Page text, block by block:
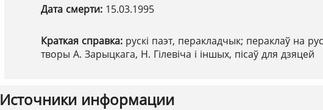
Дата смерти: 15.03.1995
Краткая справка: рускі паэт, перакладчык; пераклаў на
творы А. Зарыцкага, Н. Гілевіча і іншых, пісаў для дзяцей
Источники информации